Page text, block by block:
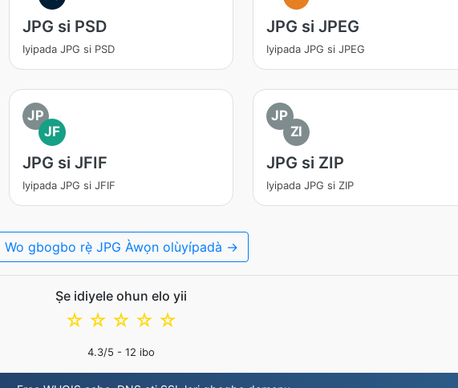
JPG si PSD
Iyipada JPG si PSD
JPG si JPEG
Iyipada JPG si JPEG
JP
JF
JPG si JFIF
Iyipada JPG si JFIF
JP
ZI
JPG si ZIP
Iyipada JPG si ZIP
Wo gbogbo rẹ̀ JPG Àwọn olùyípadà →
Ṣe idiyele ohun elo yii
☆
☆
☆
☆
☆
4.3/5 - 12 ibo